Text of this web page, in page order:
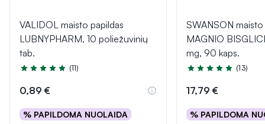
VALIDOL maisto papildas
LUBNYPHARM, 10 poliežuvinių
tab.
Įvertinimas 5.0 iš 5
(11)
0,89 €
% PAPILDOMA NUOLAIDA
SWANSON
MAGNIO
mg, 90 kaps.
Įvertinimas 4.8 iš 5
(13)
17,79 €
% PAPILDOMA